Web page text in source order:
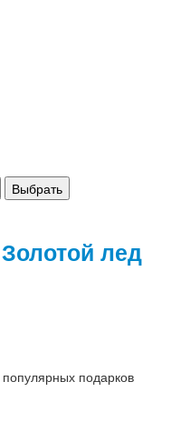
лед
подарков